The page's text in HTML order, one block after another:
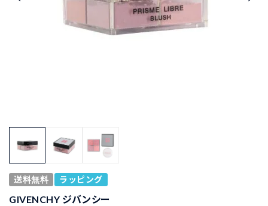
送料無料 ラッピング
GIVENCHY ジバンシー